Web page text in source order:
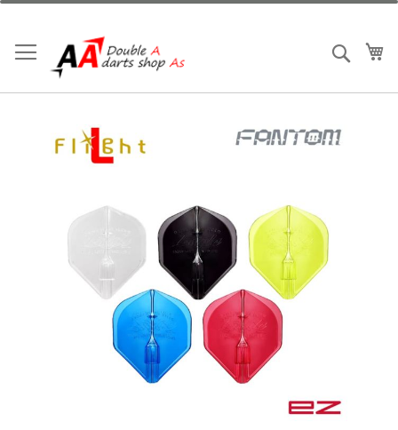
跳
内
容
搜索